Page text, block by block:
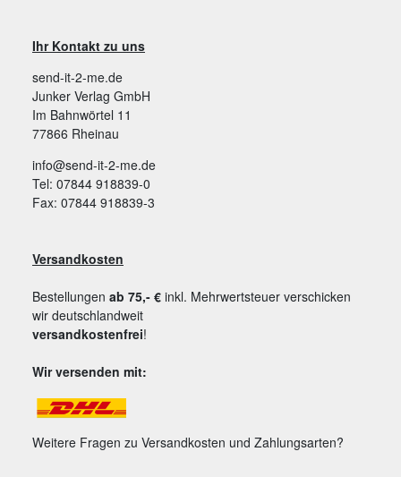
Ihr Kontakt zu uns
send-it-2-me.de
Junker Verlag GmbH
Im Bahnwörtel 11
77866 Rheinau
info@send-it-2-me.de
Tel: 07844 918839-0
Fax: 07844 918839-3
Versandkosten
Bestellungen ab 75,- € inkl. Mehrwertsteuer verschicken
wir deutschlandweit
versandkostenfrei!
Wir versenden mit:
Weitere Fragen zu Versandkosten und Zahlungsarten?